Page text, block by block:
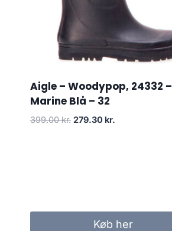
Aigle – Woodypop, 24332 –
Marine Blå – 32
399.00kr. Den
279.30 kr.
Køb her